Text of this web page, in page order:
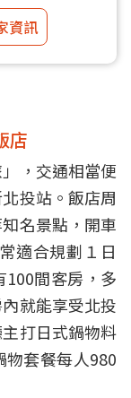
資訊
店
，交通相當便
投站。飯店周
名景點，開車
適合規劃１日
間客房，多
就能享受北投
打日式鍋物料
套餐每人980